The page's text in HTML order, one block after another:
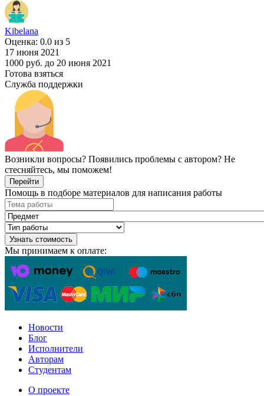
Kibelana
Оценка: 0.0 из 5
17 июня 2021
1000 руб. до 20 июня 2021
Готова взяться
Служба поддержки
Возникли вопросы? Появились проблемы с автором? Не
стесняйтесь, мы поможем!
Перейти
Помощь в подборе материалов для написания работы
Узнать стоимость
Мы принимаем к оплате:
Новости
Блог
Исполнители
Авторам
Студентам
О проекте